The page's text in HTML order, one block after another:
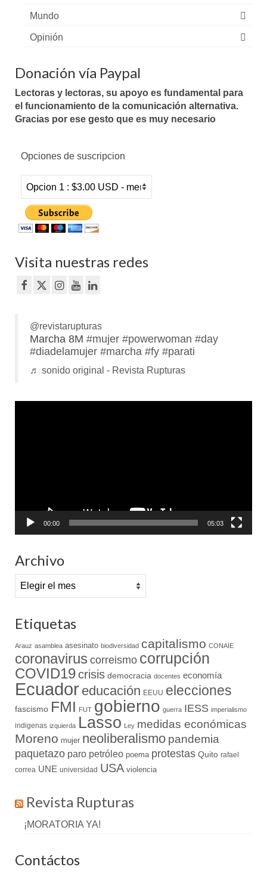
Mundo
Opinión
Donación vía Paypal
Lectoras y lectoras, su apoyo es fundamental para
el funcionamiento de la comunicación alternativa.
Gracias por ese gesto que es muy necesario
Opciones de suscripcion
Visita nuestras redes
@revistarupturas
Marcha 8M #mujer #powerwoman #day
#diadelamujer #marcha #fy #parati
♬ sonido original - Revista Rupturas
00:00 05:03
Archivo
Archivo
Etiquetas
Arauz asamblea asesinato biodiversidad capitalismo CONAIE
coronavirus correismo corrupción
COVID19crisis democracia docentes economía
Ecuador educación EEUU elecciones
fascismo FMI FUT gobierno guerra IESS imperialismo
indigenas izquierda Lasso Ley medidas económicas
Moreno mujer neoliberalismo pandemia
paquetazo paro petróleo poema protestas Quito rafael
correa UNE universidad USA violencia
Revista Rupturas
¡MORATORIA YA!
Contáctos